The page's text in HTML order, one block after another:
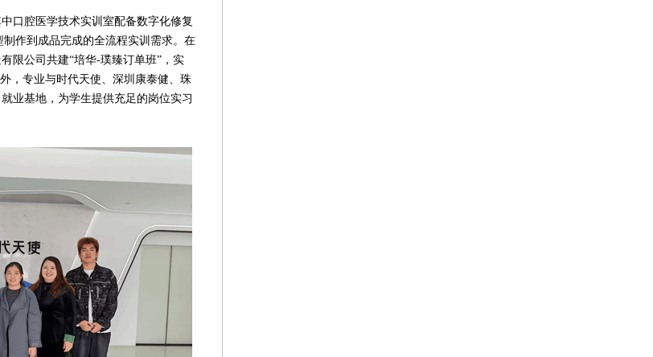
腔医学技术实训室配备数字化修复
作到成品完成的全流程实训需求。在
限公司共建“培华-璞臻订单班”，实
，专业与时代天使、深圳康泰健、珠
业基地，为学生提供充足的岗位实习